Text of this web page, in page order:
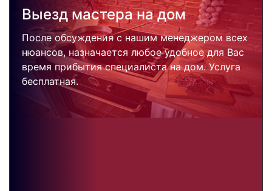
Выезд мастера на дом
После обсуждения с нашим менеджером всех
нюансов, назначается любое удобное для Вас
время прибытия специалиста на дом. Услуга
бесплатная.